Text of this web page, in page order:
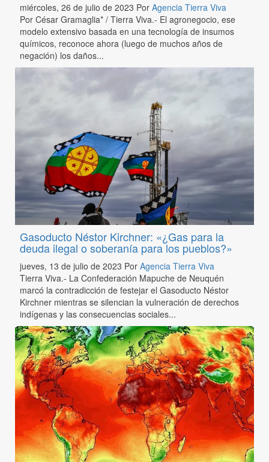
miércoles, 26 de julio de 2023 Por Agencia Tierra Viva
Por César Gramaglia* / Tierra Viva.- El agronegocio, ese
modelo extensivo basada en una tecnología de insumos
químicos, reconoce ahora (luego de muchos años de
negación) los daños...
Gasoducto Néstor Kirchner: «¿Gas para la
deuda ilegal o soberanía para los pueblos?»
jueves, 13 de julio de 2023 Por Agencia Tierra Viva
Tierra Viva.- La Confederación Mapuche de Neuquén
marcó la contradicción de festejar el Gasoducto Néstor
Kirchner mientras se silencian la vulneración de derechos
indígenas y las consecuencias sociales...